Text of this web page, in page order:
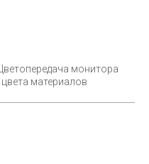
монитора
материалов